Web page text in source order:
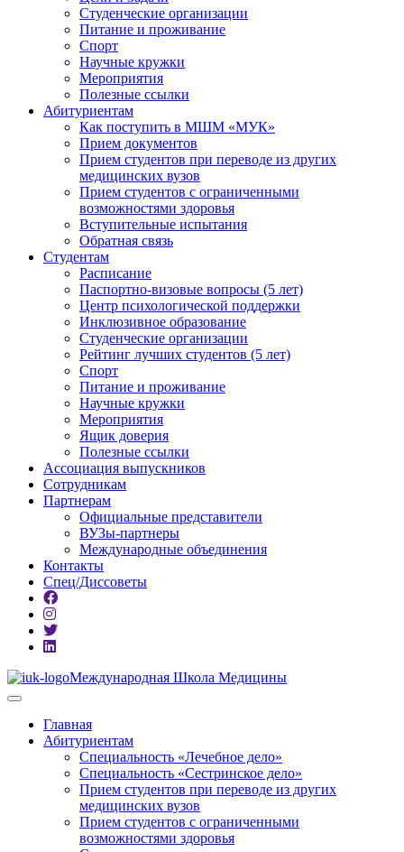
Студенческие организации
Питание и проживание
Спорт
Научные кружки
Мероприятия
Полезные ссылки
Абитуриентам
Как поступить в МШМ «МУК»
Прием документов
Прием студентов при переводе из других
медицинских вузов
Прием студентов с ограниченными
возможностями здоровья
Вступительные испытания
Обратная связь
Студентам
Расписание
Паспортно-визовые вопросы (5 лет)
Центр психологической поддержки
Инклюзивное образование
Студенческие организации
Рейтинг лучших студентов (5 лет)
Спорт
Питание и проживание
Научные кружки
Мероприятия
Ящик доверия
Полезные ссылки
Ассоциация выпускников
Сотрудникам
Партнерам
Официальные представители
ВУЗы-партнеры
Международные объединения
Контакты
Спец/Диссоветы
Международная Школа Медицины
Главная
Абитуриентам
Специальность «Лечебное дело»
Специальность «Сестринское дело»
Прием студентов при переводе из других
медицинских вузов
Прием студентов с ограниченными
возможностями здоровья